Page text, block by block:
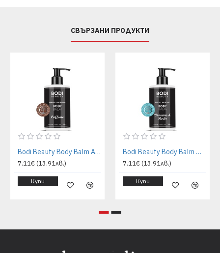
СВЪРЗАНИ ПРОДУКТИ
Bodi Beauty Body Balm Антицелулитен балсам за тяло с кофеин и Q10
7.11€ (13.91лв.)
Купи
Bodi Beauty Body Balm Детокс балсам за тяло с витамини
7.11€ (13.91лв.)
Купи